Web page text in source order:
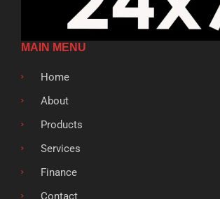
MAIN MENU
Home
About
Products
Services
Finance
Contact